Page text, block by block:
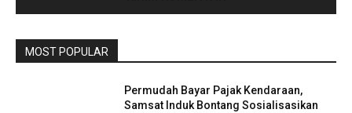
MOST POPULAR
Permudah Bayar Pajak Kendaraan,
Samsat Induk Bontang Sosialisasikan